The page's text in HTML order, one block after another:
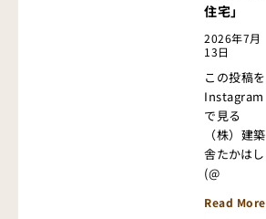
住宅」
2026年7月
13日
この投稿を
Instagram
で見る
（株）建築
舎たかはし
(@
Read More